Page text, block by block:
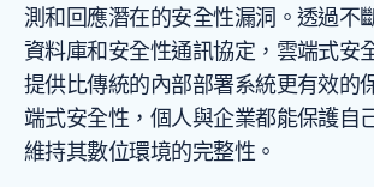
測和回應潛在的安全性漏洞。透過不
資料庫和安全性通訊協定，雲端式安
提供比傳統的內部部署系統更有效的
端式安全性，個人與企業都能保護自
維持其數位環境的完整性。